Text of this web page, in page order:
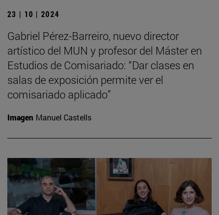
23 | 10 | 2024
Gabriel Pérez-Barreiro, nuevo director
artístico del MUN y profesor del Máster en
Estudios de Comisariado: “Dar clases en
salas de exposición permite ver el
comisariado aplicado”
Imagen Manuel Castells